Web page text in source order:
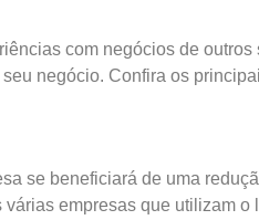
com negócios de
negócio. Confira os
se beneficiará de uma
empresas que utilizam o